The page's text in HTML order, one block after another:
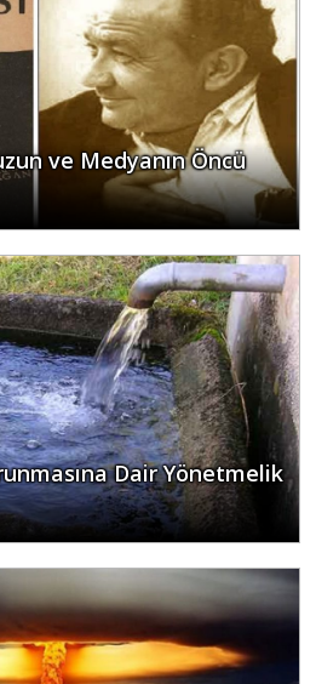
ve Medyanın Öncü
Dair Yönetmelik